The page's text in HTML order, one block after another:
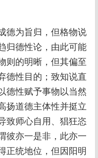
德为旨归，但格物说
归德性论，由此可能
则的明晰，但其偏至
德性目的；致知说直
德性赋予事物以当然
扬道德主体性并挺立
致师心自用、猖狂恣
彼亦一是非，此亦一
正统地位，但因阳明